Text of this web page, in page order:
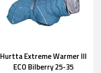
Hurtta Extreme Warmer III
ECO Bilberry 25-35